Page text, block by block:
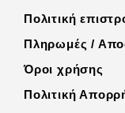
Πολιτική
Πληρωμές /
Όροι χρήσης
Πολιτική